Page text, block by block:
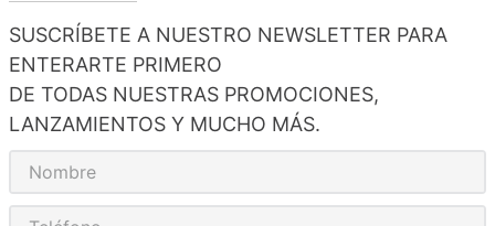
SUSCRÍBETE A NUESTRO NEWSLETTER PARA
ENTERARTE PRIMERO
DE TODAS NUESTRAS PROMOCIONES,
LANZAMIENTOS Y MUCHO MÁS.